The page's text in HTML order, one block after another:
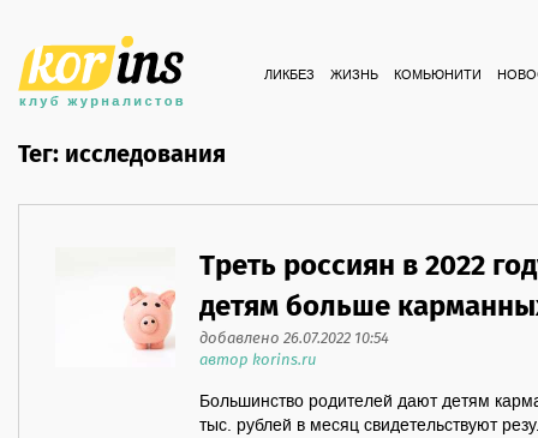
ЛИКБЕЗ ЖИЗНЬ КОМЬЮНИТИ
Тег: исследования
Треть россиян в 2022
детям больше
добавлено 26.07.2022 10:54
автор korins.ru
Большинство родителей дают детям
тыс. рублей в месяц свидетельствуют